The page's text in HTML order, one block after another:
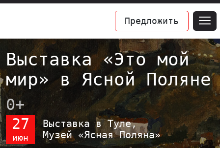
Предложить
Выставка «Это мой
мир» в Ясной Поляне
0+
27
июн
Выставка в Туле,
Музей «Ясная Поляна»